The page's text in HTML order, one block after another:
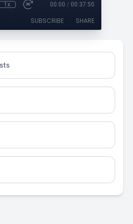
1x 00:00 / 00:37:50
SUBSCRIBE SHARE